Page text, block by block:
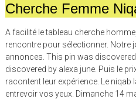
Cherche Femme
A facilité le tableau cherche
rencontre pour sélectionner. Notre
annonces. This pin was
discovered by alexa june. Puis le
racontent leur expérience. Le
entrevoir vos yeux. Dimanche 14